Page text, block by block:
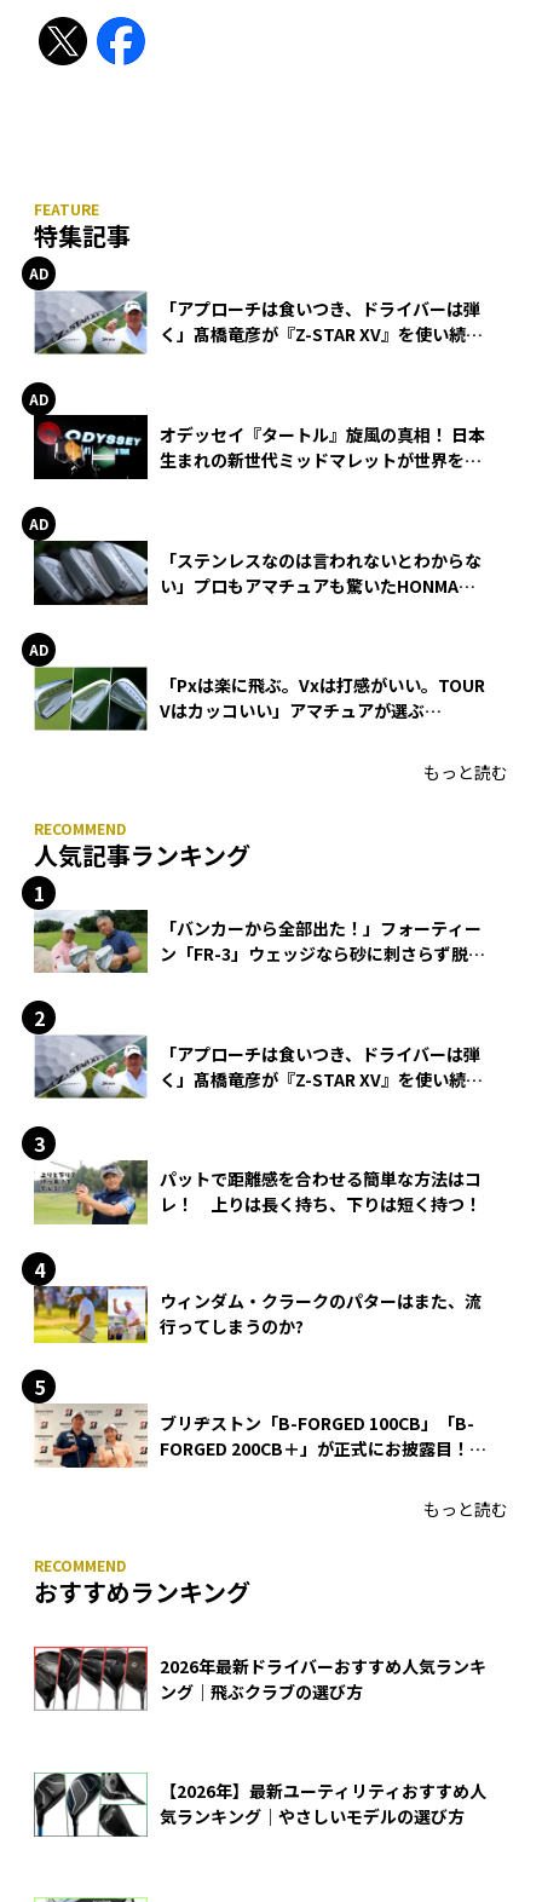
特集記事
「アプローチは食いつき、ドライバーは弾
く」髙橋竜彦が『Z-STAR XV』を使い続け
オデッセイ『タートル』旋風の真相！ 日本
生まれの新世代ミッドマレットが世界を席
「ステンレスなのは言われないとわからな
い」プロもアマチュアも驚いたHONMA
「Pxは楽に飛ぶ。Vxは打感がいい。TOUR
Vはカッコいい」アマチュアが選ぶ
もっと読む
人気記事ランキング
「バンカーから全部出た！」フォーティー
ン「FR-3」ウェッジなら砂に刺さらず脱出
「アプローチは食いつき、ドライバーは弾
く」髙橋竜彦が『Z-STAR XV』を使い続け
パットで距離感を合わせる簡単な方法はコ
レ！ 上りは長く持ち、下りは短く持つ！
ウィンダム・クラークのパターはまた、流
行ってしまうのか?
ブリヂストン「B-FORGED 100CB」「B-
FORGED 200CB＋」が正式にお披露目！
もっと読む
おすすめランキング
2026年最新ドライバーおすすめ人気ランキ
ング｜飛ぶクラブの選び方
【2026年】最新ユーティリティおすすめ人
気ランキング｜やさしいモデルの選び方